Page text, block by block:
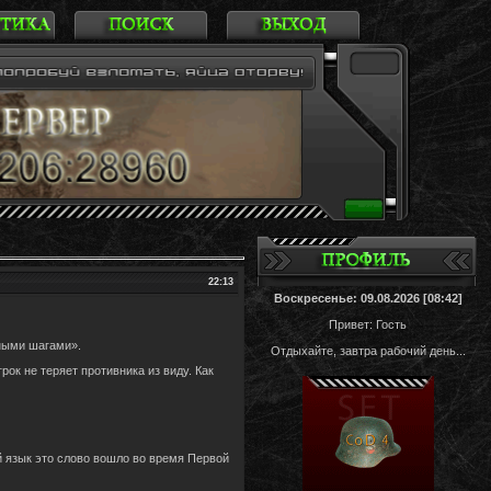
22:13
шагами».
не теряет противника из виду. Как
это слово вошло во время Первой
Воскресенье: 09.08.2026 [08:42]
Привет: Гость
Отдыхайте, завтра рабочий день...